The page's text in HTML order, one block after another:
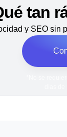
tan
y SEO sin